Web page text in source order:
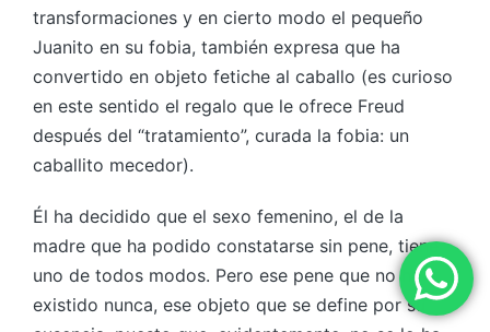
transformaciones y en cierto modo el pequeño
Juanito en su fobia, también expresa que ha
convertido en objeto fetiche al caballo (es curioso
en este sentido el regalo que le ofrece Freud
después del “tratamiento”, curada la fobia: un
caballito mecedor).
Él ha decidido que el sexo femenino, el de la
madre que ha podido constatarse sin pene, tiene
uno de todos modos. Pero ese pene que no ha
existido nunca, ese objeto que se define por su